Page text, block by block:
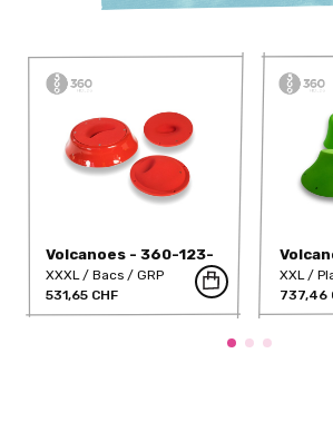
Volcanoes - 360-123-
DT
XXXL Bacs
GRP
531,65 CHF
XXL
737,46